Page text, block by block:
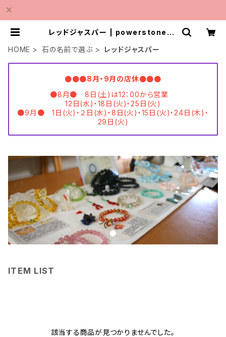
レッドジャスパー | powerstonesh
HOME
石の名前で選ぶ レッドジャスパー
●●●8月・9月の店休●●●
●8月● 8日(土)は12：00から営業
12日(水)・18日(火)・25日(火)
●9月● 1日(火)・２日(水)・8日(火)・15日(火)・24日(木)・
29日(火)
ITEM LIST
該当する商品が見つかりませんでした。